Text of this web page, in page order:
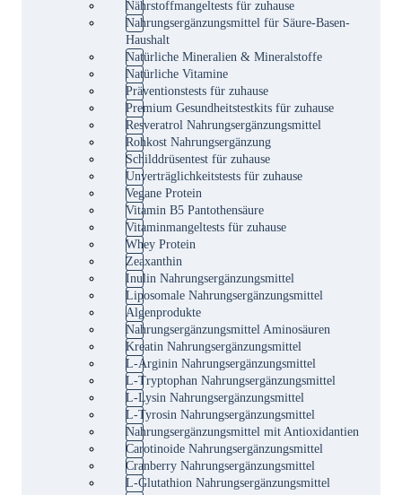
Nährstoffmangeltests für zuhause
Nahrungsergänzungsmittel für Säure-Basen-
Haushalt
Natürliche Mineralien & Mineralstoffe
Natürliche Vitamine
Präventionstests für zuhause
Premium Gesundheitstestkits für zuhause
Resveratrol Nahrungsergänzungsmittel
Rohkost Nahrungsergänzung
Schilddrüsentest für zuhause
Unverträglichkeitstests für zuhause
Vegane Protein
Vitamin B5 Pantothensäure
Vitaminmangeltests für zuhause
Whey Protein
Zeaxanthin
Inulin Nahrungsergänzungsmittel
Liposomale Nahrungsergänzungsmittel
Algenprodukte
Nahrungsergänzungsmittel Aminosäuren
Kreatin Nahrungsergänzungsmittel
L-Arginin Nahrungsergänzungsmittel
L-Tryptophan Nahrungsergänzungsmittel
L-Lysin Nahrungsergänzungsmittel
L-Tyrosin Nahrungsergänzungsmittel
Nahrungsergänzungsmittel mit Antioxidantien
Carotinoide Nahrungsergänzungsmittel
Cranberry Nahrungsergänzungsmittel
L-Glutathion Nahrungsergänzungsmittel